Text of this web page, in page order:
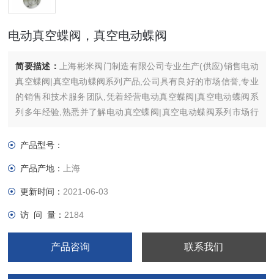
电动真空蝶阀，真空电动蝶阀
简要描述：
上海彬米阀门制造有限公司专业生产(供应)销售电动
真空蝶阀|真空电动蝶阀系列产品,公司具有良好的市场信誉,专业
的销售和技术服务团队,凭着经营电动真空蝶阀|真空电动蝶阀系
列多年经验,熟悉并了解电动真空蝶阀|真空电动蝶阀系列市场行
产品型号：
产品产地： 上海
更新时间： 2021-06-03
访 问 量： 2184
产品咨询 联系我们